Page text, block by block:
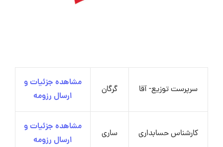
سرپرست توزیع- آقا گرگان
مشاهده جزئیات و
ارسال رزومه
کارشناس حسابداری ساری
مشاهده جزئیات و
ارسال رزومه